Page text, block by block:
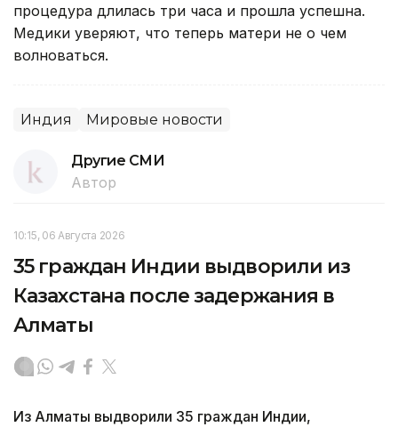
процедура длилась три часа и прошла успешна.
Медики уверяют, что теперь матери не о чем
волноваться.
Индия Мировые новости
Другие СМИ
Автор
10:15, 06 Августа 2026
35 граждан Индии выдворили из
Казахстана после задержания в
Алматы
Из Алматы выдворили 35 граждан Индии,